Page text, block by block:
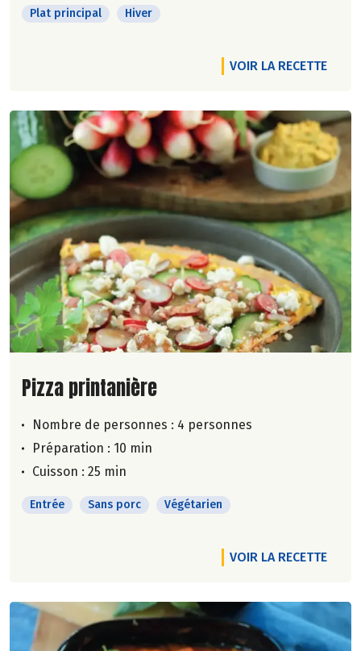
Plat principal Hiver
VOIR LA RECETTE
Lire la suite de la recette
Pizza printanière
Nombre de personnes : 4 personnes
Préparation : 10 min
Cuisson : 25 min
Entrée Sans porc Végétarien
VOIR LA RECETTE